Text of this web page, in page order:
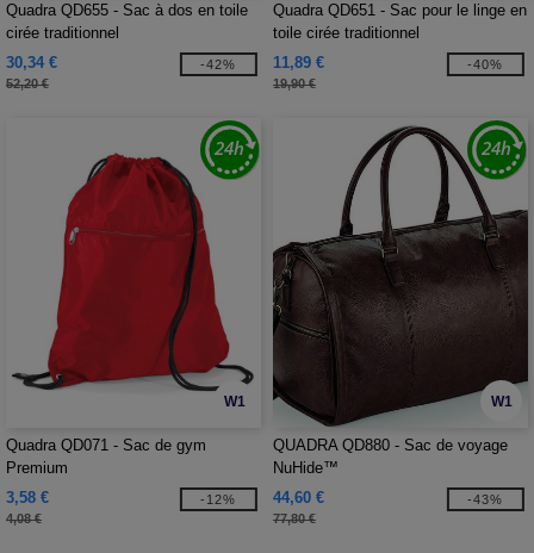
Quadra QD655 - Sac à dos en toile
cirée traditionnel
30,34 €
52,20 €
-42%
Quadra QD651 - Sac pour le linge en
toile cirée traditionnel
11,89 €
19,90 €
-40%
W1
Quadra QD071 - Sac de gym
Premium
3,58 €
4,08 €
-12%
W1
QUADRA QD880 - Sac de voyage
NuHide™
44,60 €
77,80 €
-43%